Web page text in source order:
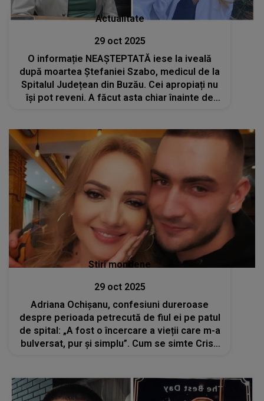
Actualitate
29 oct 2025
O informație NEAȘTEPTATĂ iese la iveală
după moartea Ștefaniei Szabo, medicul de la
Spitalul Județean din Buzău. Cei apropiați nu
își pot reveni. A făcut asta chiar înainte de
Stiri mondene
29 oct 2025
Adriana Ochișanu, confesiuni dureroase
despre perioada petrecută de fiul ei pe patul
de spital: „A fost o încercare a vieții care m-a
bulversat, pur și simplu”. Cum se simte Cristi